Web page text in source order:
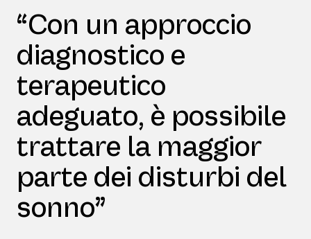
“Con un approccio
diagnostico e
terapeutico
adeguato, è possibile
trattare la maggior
parte dei disturbi del
sonno”